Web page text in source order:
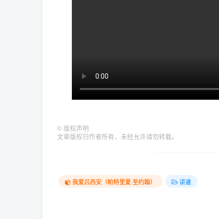
© 版权声明
文章版权归作者所有，未经允许请勿转载。
我爱吕西安（帕特里夏·圣约翰） 讲道